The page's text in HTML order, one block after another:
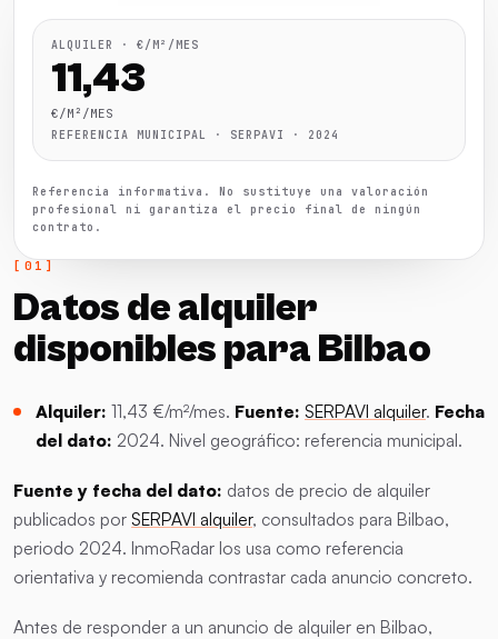
ALQUILER · €/M²/MES
11,43
€/M²/MES
REFERENCIA MUNICIPAL · SERPAVI · 2024
Referencia informativa. No sustituye una valoración
profesional ni garantiza el precio final de ningún
contrato.
Datos de alquiler
disponibles para Bilbao
Alquiler: 11,43 €/m²/mes. Fuente: SERPAVI alquiler. Fecha
del dato: 2024. Nivel geográfico: referencia municipal.
Fuente y fecha del dato: datos de precio de alquiler
publicados por SERPAVI alquiler, consultados para Bilbao,
periodo 2024. InmoRadar los usa como referencia
orientativa y recomienda contrastar cada anuncio concreto.
Antes de responder a un anuncio de alquiler en Bilbao,